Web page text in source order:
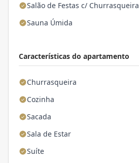
Salão de Festas c/ Churrasqueira
Sauna Úmida
Características do apartamento
Churrasqueira
Cozinha
Sacada
Sala de Estar
Suíte